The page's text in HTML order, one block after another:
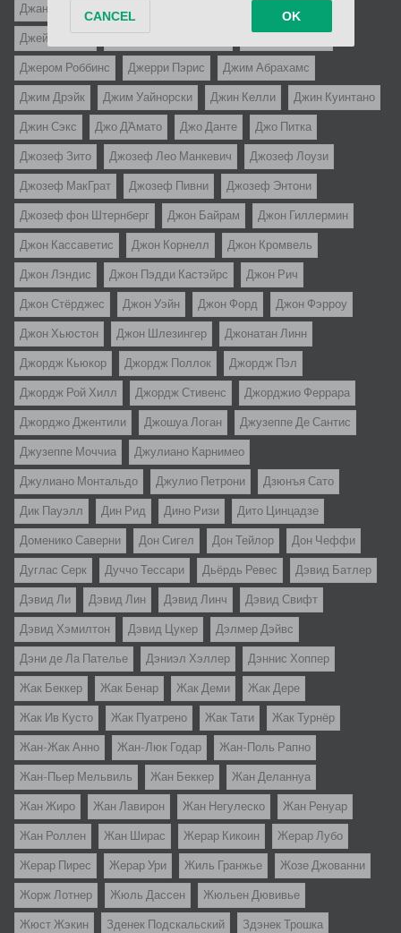
Джанфранко Мингоцци
Джеймс Гэйл Джеймс Сбарделлати
Джером Роббинс Джерри Пэрис Джим Абрахамс
Джим Дрэйк Джим Уайнорски Джин Келли Джин Куинтано
Джин Сэкс Джо Д`Амато Джо Данте Джо Питка
Джозеф Зито Джозеф Лео Манкевич Джозеф Лоузи
Джозеф МакГрат Джозеф Пивни Джозеф Энтони
Джозеф фон Штернберг Джон Байрам Джон Гиллермин
Джон Кассаветис Джон Корнелл Джон Кромвель
Джон Лэндис Джон Пэдди Кастэйрс Джон Рич
Джон Стёрджес Джон Уэйн Джон Форд Джон Фэрроу
Джон Хьюстон Джон Шлезингер Джонатан Линн
Джордж Кьюкор Джордж Поллок Джордж Пэл
Джордж Рой Хилл Джордж Стивенс Джорджио Феррара
Джорджо Джентили Джошуа Логан Джузеппе Де Сантис
Джузеппе Моччиа Джулиано Карнимео
Джулиано Монтальдо Джулио Петрони Дзюнъя Сато
Дик Пауэлл Дин Рид Дино Ризи Дито Цинцадзе
Доменико Саверни Дон Сигел Дон Тейлор Дон Чеффи
Дуглас Серк Дуччо Тессари Дьёрдь Ревес Дэвид Батлер
Дэвид Ли Дэвид Лин Дэвид Линч Дэвид Свифт
Дэвид Хэмилтон Дэвид Цукер Дэлмер Дэйвс
Дэни де Ла Пателье Дэниэл Хэллер Дэннис Хоппер
Жак Беккер Жак Бенар Жак Деми Жак Дере
Жак Ив Кусто Жак Пуатрено Жак Тати Жак Турнёр
Жан-Жак Анно Жан-Люк Годар Жан-Поль Рапно
Жан-Пьер Мельвиль Жан Беккер Жан Деланнуа
Жан Жиро Жан Лавирон Жан Негулеско Жан Ренуар
Жан Роллен Жан Ширас Жерар Кикоин Жерар Лубо
Жерар Пирес Жерар Ури Жиль Гранжье Жозе Джованни
Жорж Лотнер Жюль Дассен Жюльен Дювивье
Жюст Жэкин Зденек Подскальский Здэнек Трошка